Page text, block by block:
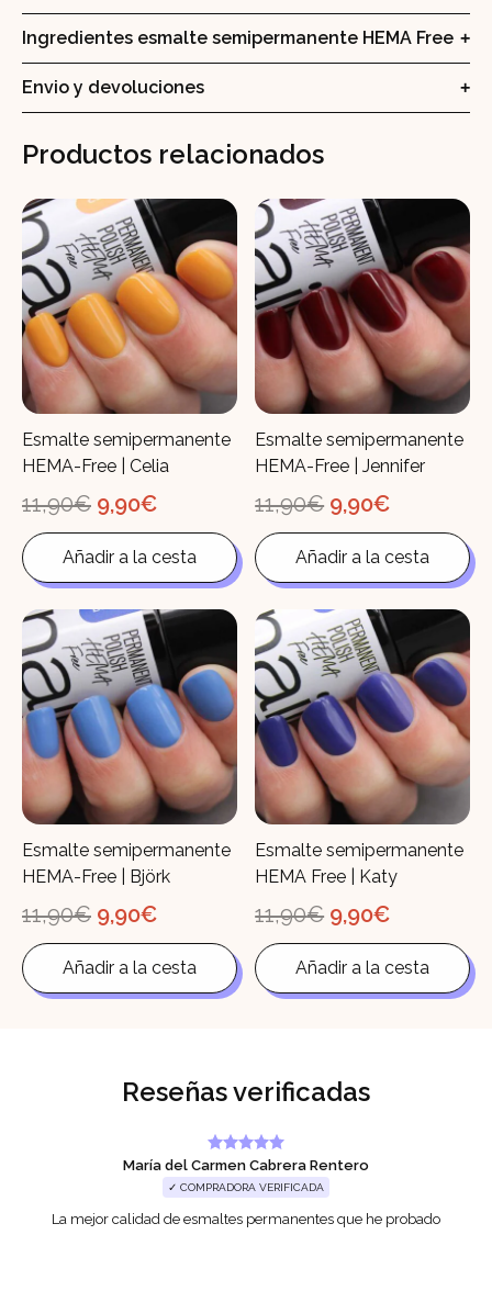
Ingredientes esmalte semipermanente HEMA Free
Envio y devoluciones
Productos relacionados
Esmalte semipermanente
HEMA-Free | Celia
11,90€ El
precio
original
era:
11,90€.
9,90€El
actual
es:
9,90€.
Añadir a la cesta
Esmalte semipermanente
HEMA-Free | Jennifer
11,90€ El
precio
original
era:
11,90€.
9,90€El
actual
es:
9,90€.
Añadir a la cesta
Esmalte semipermanente
HEMA-Free | Björk
11,90€ El
precio
era:
11,90€.
9,90€El
actual
es:
9,90€.
Añadir a la cesta
Esmalte semipermanente
HEMA Free | Katy
11,90€ El
precio
era:
11,90€.
9,90€El
actual
es:
9,90€.
Añadir a la cesta
Reseñas verificadas
María del Carmen Cabrera Rentero
✓ COMPRADORA VERIFICADA
La mejor calidad de esmaltes permanentes que he probado